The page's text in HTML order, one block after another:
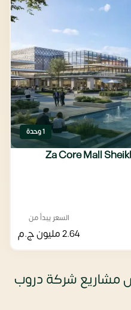
1 وحدة
السعر يبدأ من
2.64 مليون ج.م
مشاريع شركة دروب